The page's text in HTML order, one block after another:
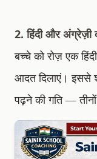
2. हिंदी और अंग्रेज़ी
बच्चे को रोज़ एक
आदत दिलाएं। इससे
पढ़ने की गति —